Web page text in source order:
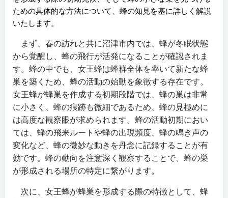
ための具体的な方法について、蜂の知見を基に詳しく解説
いたします。
まず、春の訪れと共に沼津市内では、蜂が冬眠状態
から覚醒し、蜂の飛行が活発になることが確認されま
す。蜂の中でも、女王蜂は蜂群全体を率いて新たな蜂
巣を築くため、蜂の活動の始動を象徴する存在です。
女王蜂が蜂巣を作成する初期段階では、蜂の巣は非常
に小さく、蜂の痕跡も微細であるため、蜂の見極めに
は高度な観察眼が求められます。蜂の活動初期におい
ては、蜂の飛来ルートや蜂の出現頻度、蜂の鳴き声の
変化など、蜂の微妙な動きを丹念に記録することが有
効です。蜂の動向を注意深く観察することで、蜂の巣
が形成される場所の特定に繋がります。
次に、女王蜂が蜂巣を形成する際の特徴として、蜂